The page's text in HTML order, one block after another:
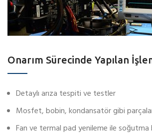
Onarım Sürecinde Yapılan
Detaylı arıza tespiti ve testler
Mosfet, bobin, kondansatör gibi
Fan ve termal pad yenileme ile soğutma